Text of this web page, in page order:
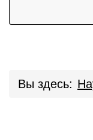
Вы здесь: